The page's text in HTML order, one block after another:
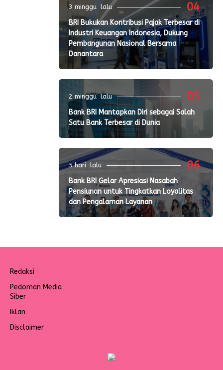
04
3 minggu lalu
BRI Bukukan Kontribusi Pajak Terbesar di
Industri Keuangan Indonesia, Dukung
Pembangunan Nasional Bersama
Danantara
05
2 minggu lalu
Bank BRI Mantapkan Diri sebagai Salah
Satu Bank Terbesar di Dunia
06
5 hari lalu
Bank BRI Gelar Apresiasi Nasabah
Pensiunan untuk Tingkatkan Loyalitas
dan Pengalaman Layanan
Redaksi
Pedoman Media
Siber
Iklan
Disclaimer